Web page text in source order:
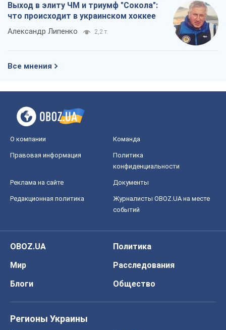
Выход в элиту ЧМ и триумф "Сокола":
что происходит в украинском хоккее
Александр Липенко 2,2 т.
Все мнения
О компании Команда
Правовая информация
Политика
конфиденциальности
Реклама на сайте Документы
Редакционная политика
Журналисты OBOZ.UA на месте
событий
OBOZ.UA
Политика
Мир
Расследования
Блоги
Общество
Регионы Украины